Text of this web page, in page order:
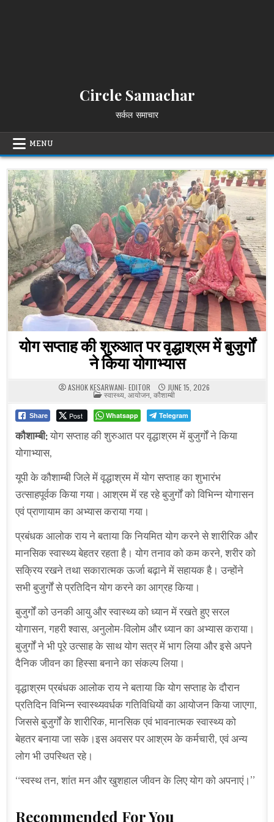
Circle Samachar
सर्कल समाचार
MENU
योग सप्ताह की शुरुआत पर वृद्धाश्रम में बुजुर्गों
ने किया योगाभ्यास
ASHOK KESARWANI- EDITOR JUNE 15, 2026
POSTED
IN
स्वास्थ्य, आयोजन, कौशाम्बी
Share Post Whatsapp Telegram
कौशाम्बी:योग सप्ताह की शुरुआत पर वृद्धाश्रम में बुजुर्गों ने किया
योगाभ्यास,
यूपी के कौशाम्बी जिले में वृद्धाश्रम में योग सप्ताह का शुभारंभ
उत्साहपूर्वक किया गया। आश्रम में रह रहे बुजुर्गों को विभिन्न योगासन
एवं प्राणायाम का अभ्यास कराया गया।
प्रबंधक आलोक राय ने बताया कि नियमित योग करने से शारीरिक और
मानसिक स्वास्थ्य बेहतर रहता है। योग तनाव को कम करने, शरीर को
सक्रिय रखने तथा सकारात्मक ऊर्जा बढ़ाने में सहायक है। उन्होंने
सभी बुजुर्गों से प्रतिदिन योग करने का आग्रह किया।
बुजुर्गों को उनकी आयु और स्वास्थ्य को ध्यान में रखते हुए सरल
योगासन, गहरी श्वास, अनुलोम-विलोम और ध्यान का अभ्यास कराया।
बुजुर्गों ने भी पूरे उत्साह के साथ योग सत्र में भाग लिया और इसे अपने
दैनिक जीवन का हिस्सा बनाने का संकल्प लिया।
वृद्धाश्रम प्रबंधक आलोक राय ने बताया कि योग सप्ताह के दौरान
प्रतिदिन विभिन्न स्वास्थ्यवर्धक गतिविधियों का आयोजन किया जाएगा,
जिससे बुजुर्गों के शारीरिक, मानसिक एवं भावनात्मक स्वास्थ्य को
बेहतर बनाया जा सके।इस अवसर पर आश्रम के कर्मचारी, एवं अन्य
लोग भी उपस्थित रहे।
“स्वस्थ तन, शांत मन और खुशहाल जीवन के लिए योग को अपनाएं।”
Recommended For You